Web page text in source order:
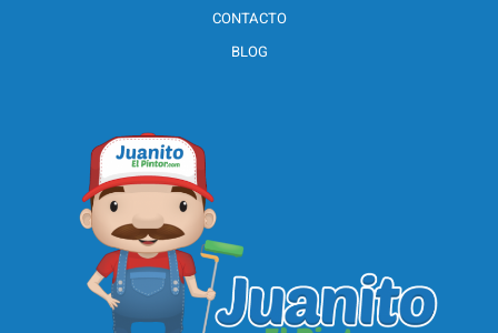
CONTACTO
BLOG